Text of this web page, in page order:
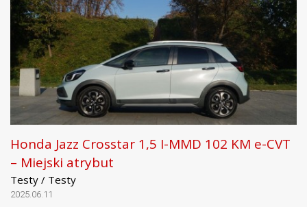
Honda Jazz Crosstar 1,5 I-MMD 102 KM e-CVT
– Miejski atrybut
Testy / Testy
2025.06.11